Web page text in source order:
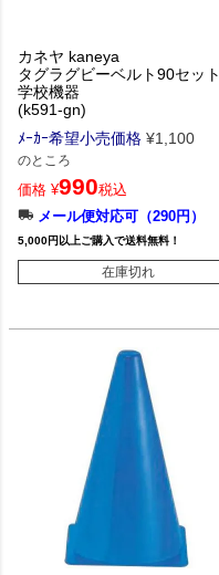
カネヤ kaneya
タグラグビーベルト90セット
学校機器
(k591-gn)
ﾒｰｶｰ希望小売価格 ¥1,100
のところ
価格 ¥990税込
メール便対応可（290円）
5,000円以上ご購入で送料無料！
在庫切れ